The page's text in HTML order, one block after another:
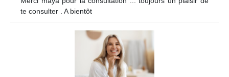
te consulter . A bientôt